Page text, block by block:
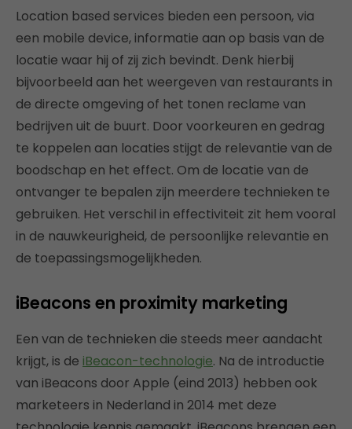
Location based services bieden een persoon, via
een mobile device, informatie aan op basis van de
locatie waar hij of zij zich bevindt. Denk hierbij
bijvoorbeeld aan het weergeven van restaurants in
de directe omgeving of het tonen reclame van
bedrijven uit de buurt. Door voorkeuren en gedrag
te koppelen aan locaties stijgt de relevantie van de
boodschap en het effect. Om de locatie van de
ontvanger te bepalen zijn meerdere technieken te
gebruiken. Het verschil in effectiviteit zit hem vooral
in de nauwkeurigheid, de persoonlijke relevantie en
de toepassingsmogelijkheden.
iBeacons en proximity marketing
Een van de technieken die steeds meer aandacht
krijgt, is de iBeacon-technologie. Na de introductie
van iBeacons door Apple (eind 2013) hebben ook
marketeers in Nederland in 2014 met deze